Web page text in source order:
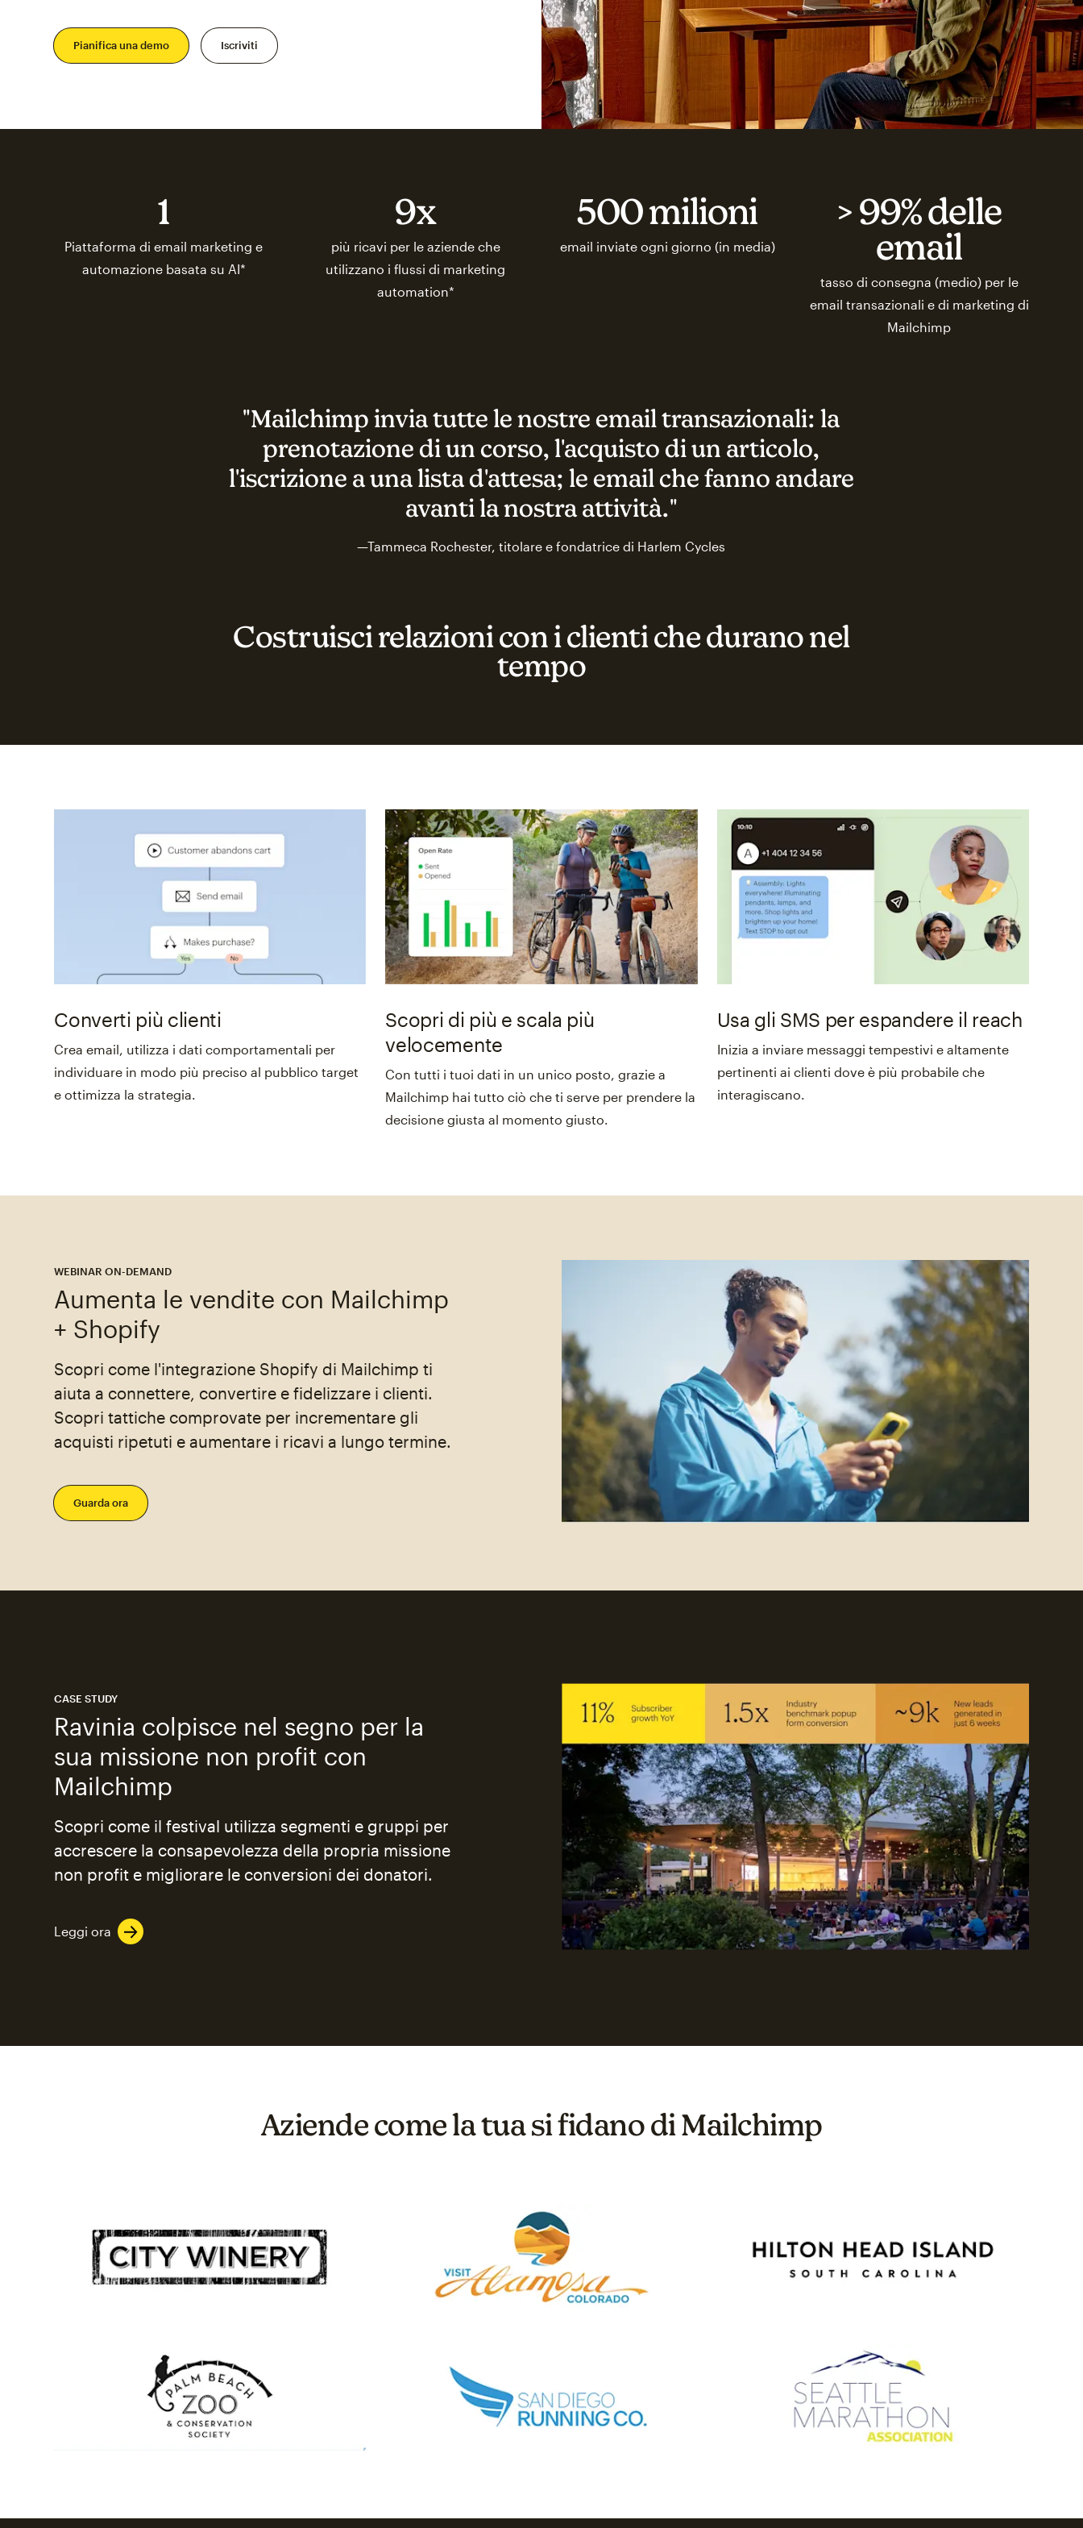
Pianifica una demo Iscriviti
1
Piattaforma di email marketing e
automazione basata su AI*
9x
più ricavi per le aziende che
utilizzano i flussi di marketing
automation*
500 milioni
email inviate ogni giorno (in media)
> 99% delle
email
tasso di consegna (medio) per le
email transazionali e di marketing di
Mailchimp
"Mailchimp invia tutte le nostre email transazionali: la
prenotazione di un corso, l'acquisto di un articolo,
l'iscrizione a una lista d'attesa; le email che fanno andare
avanti la nostra attività."
—Tammeca Rochester, titolare e fondatrice di Harlem Cycles
Costruisci relazioni con i clienti che durano nel
tempo
Converti più clienti
Crea email, utilizza i dati comportamentali per
individuare in modo più preciso al pubblico target
e ottimizza la strategia.
Scopri di più e scala più
velocemente
Con tutti i tuoi dati in un unico posto, grazie a
Mailchimp hai tutto ciò che ti serve per prendere la
decisione giusta al momento giusto.
Usa gli SMS per espandere il reach
Inizia a inviare messaggi tempestivi e altamente
pertinenti ai clienti dove è più probabile che
interagiscano.
WEBINAR ON-DEMAND
Aumenta le vendite con Mailchimp
+ Shopify
Scopri come l'integrazione Shopify di Mailchimp ti
aiuta a connettere, convertire e fidelizzare i clienti.
Scopri tattiche comprovate per incrementare gli
acquisti ripetuti e aumentare i ricavi a lungo termine.
Guarda ora
CASE STUDY
Ravinia colpisce nel segno per la
sua missione non profit con
Mailchimp
Scopri come il festival utilizza segmenti e gruppi per
accrescere la consapevolezza della propria missione
non profit e migliorare le conversioni dei donatori.
Leggi ora
Aziende come la tua si fidano di Mailchimp